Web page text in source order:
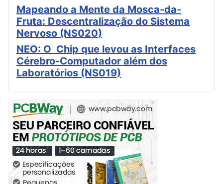
Mapeando a Mente da Mosca-da-
Fruta: Descentralização do Sistema
Nervoso (NS020)
NEO: O Chip que levou as Interfaces
Cérebro-Computador além dos
Laboratórios (NS019)